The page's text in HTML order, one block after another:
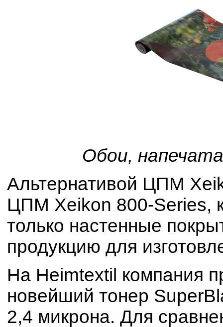
Обои,
Альтернативой ЦПМ
ЦПМ Xeikon 800-Series,
только настенные
продукцию для
На Heimtextil компания
новейший тонер
2,4 микрона. Для